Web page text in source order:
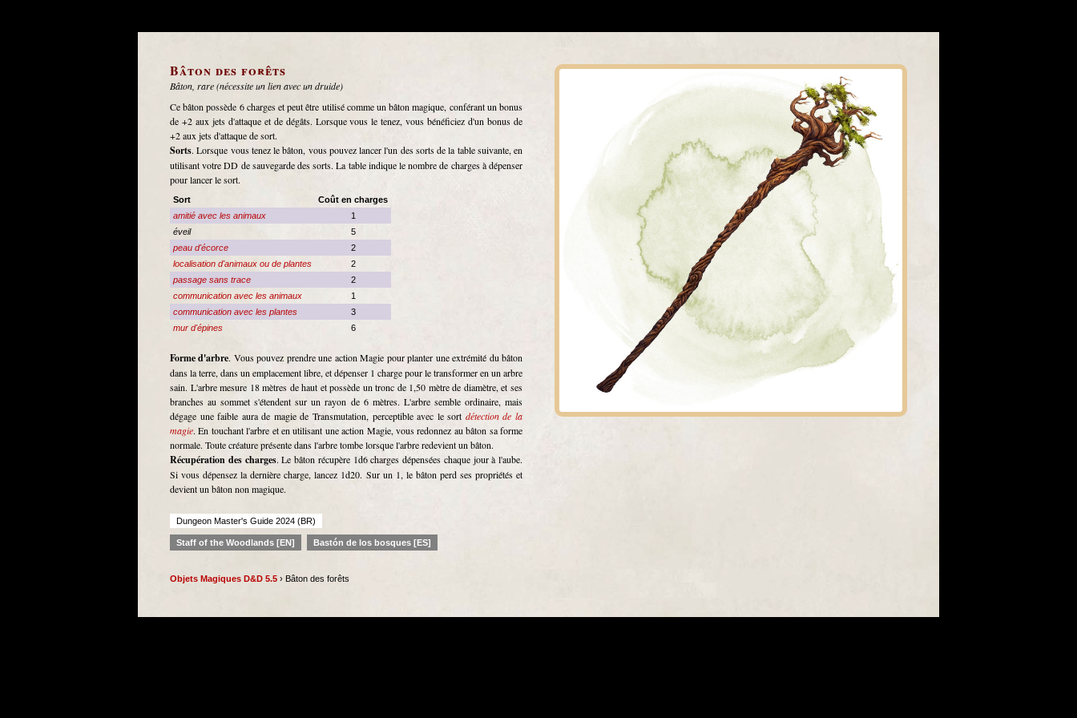
Bâton des forêts
Bâton, rare (nécessite un lien avec un druide)
Ce bâton possède 6 charges et peut être utilisé comme un bâton magique, conférant un bonus
de +2 aux jets d'attaque et de dégâts. Lorsque vous le tenez, vous bénéficiez d'un bonus de
+2 aux jets d'attaque de sort.
Sorts. Lorsque vous tenez le bâton, vous pouvez lancer l'un des sorts de la table suivante, en
utilisant votre DD de sauvegarde des sorts. La table indique le nombre de charges à dépenser
pour lancer le sort.
Sort
Coût en charges
amitié avec les animaux
1
éveil
5
peau d'écorce
2
localisation d'animaux ou de plantes
2
passage sans trace
2
communication avec les animaux
1
communication avec les plantes
3
mur d'épines
6
Forme d'arbre. Vous pouvez prendre une action Magie pour planter une extrémité du bâton
dans la terre, dans un emplacement libre, et dépenser 1 charge pour le transformer en un arbre
sain. L'arbre mesure 18 mètres de haut et possède un tronc de 1,50 mètre de diamètre, et ses
branches au sommet s'étendent sur un rayon de 6 mètres. L'arbre semble ordinaire, mais
dégage une faible aura de magie de Transmutation, perceptible avec le sort détection de la
magie. En touchant l'arbre et en utilisant une action Magie, vous redonnez au bâton sa forme
normale. Toute créature présente dans l'arbre tombe lorsque l'arbre redevient un bâton.
Récupération des charges. Le bâton récupère 1d6 charges dépensées chaque jour à l'aube.
Si vous dépensez la dernière charge, lancez 1d20. Sur un 1, le bâton perd ses propriétés et
devient un bâton non magique.
Dungeon Master's Guide 2024 (BR)
Staff of the Woodlands [EN] Bastón de los bosques [ES]
Objets Magiques D&D 5.5 › Bâton des forêts